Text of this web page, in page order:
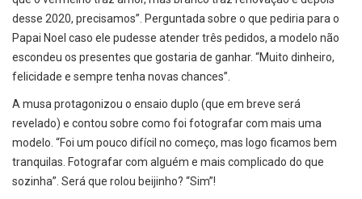
desse 2020, precisamos”. Perguntada sobre o que pediria para o
Papai Noel caso ele pudesse atender três pedidos, a modelo não
escondeu os presentes que gostaria de ganhar. “Muito dinheiro,
felicidade e sempre tenha novas chances”.
A musa protagonizou o ensaio duplo (que em breve será
revelado) e contou sobre como foi fotografar com mais uma
modelo. “Foi um pouco difícil no começo, mas logo ficamos bem
tranquilas. Fotografar com alguém e mais complicado do que
sozinha”. Será que rolou beijinho? “Sim”!